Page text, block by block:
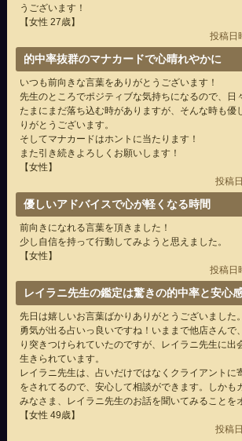
うございます！
【女性 27歳】
投稿日
的中率抜群のマナカードで心晴れやかに
いつも前向きな言葉をありがとうございます！
先生のところでポジティブな気持ちになるので、日
たまにまだ落ち込む時がありますが、そんな時も優
りがとうございます。
そしてマナカードはホントに当たります！
また引き続きよろしくお願いします！
【女性】
投稿
優しいアドバイスで心が軽くなる時間
前向きになれる言葉を頂きました！
少し自信を持って行動してみようと思えました。
【女性】
投稿日
レイラニ先生の鑑定は驚きの的中率と安心
先日は嬉しいお言葉ばかりありがとうございました。
勇気が出る占いっ良いですね！いままで他店さんで
り突きつけられていたのですが、レイラニ先生に出
生きられています。
レイラニ先生は、占いだけではなくクライアントに
をされてるので、安心して相談ができます。しかも
みなさま、レイラニ先生のお話を聞いてみることを
【女性 49歳】
投稿